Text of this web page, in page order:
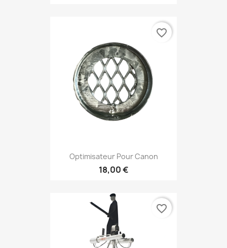
Optimisateur Pour Canon
18,00 €
favorite_border
favorite_border